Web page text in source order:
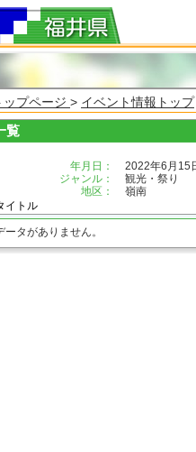
ップページ > イベント情報トップ
覧
年月日：
2022年6月15
ジャンル：
観光・祭り
地区：
嶺南
イトル
ータがありません。